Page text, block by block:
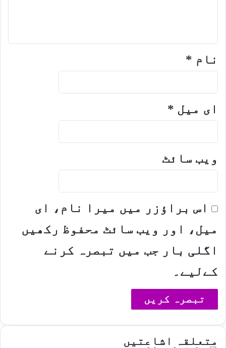
نام *
ای میل *
ویب‌ سائٹ
اس براؤزر میں میرا نام، ای
میل، اور ویب سائٹ محفوظ رکھیں
اگلی بار جب میں تبصرہ کرنے
کےلیے۔
متعلقہ اشاعتیں